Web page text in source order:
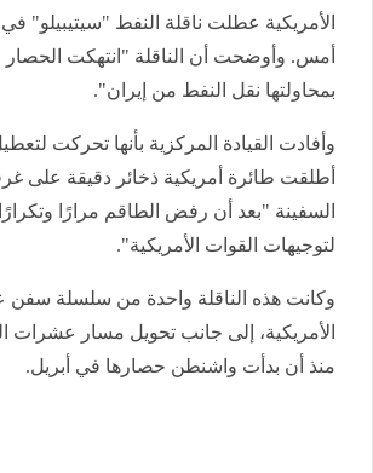
الأمريكية عطلت ناقلة النفط "سيتيبيلو"
أمس. وأوضحت أن الناقلة "انتهكت الحصار
بمحاولتها نقل النفط من إيران".
وأفادت القيادة المركزية بأنها تحركت
أطلقت طائرة أمريكية ذخائر دقيقة على
السفينة "بعد أن رفض الطاقم مرارًا وتكرارًا
لتوجيهات القوات الأمريكية".
وكانت هذه الناقلة واحدة من سلسلة سفن
الأمريكية، إلى جانب تحويل مسار عشرات
منذ أن بدأت واشنطن حصارها في أبريل.